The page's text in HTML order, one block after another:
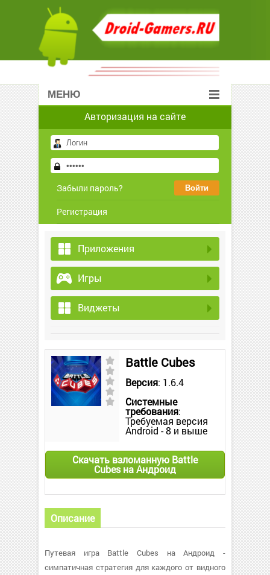
МЕНЮ
Авторизация на сайте
Забыли пароль?
Регистрация
Приложения
Игры
Виджеты
Battle Cubes
Версия: 1.6.4
Системные
требования:
Требуемая версия
Android - 8 и выше
Скачать взломанную Battle
Cubes на Андроид
Описание
Путевая игра Battle Cubes на Андроид -
симпатичная стратегия для каждого от видного